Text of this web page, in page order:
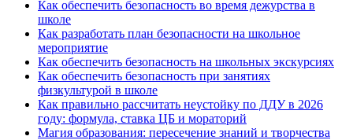
Как обеспечить безопасность во время дежурства в
школе
Как разработать план безопасности на школьное
мероприятие
Как обеспечить безопасность на школьных экскурсиях
Как обеспечить безопасность при занятиях
физкультурой в школе
Как правильно рассчитать неустойку по ДДУ в 2026
году: формула, ставка ЦБ и мораторий
Магия образования: пересечение знаний и творчества